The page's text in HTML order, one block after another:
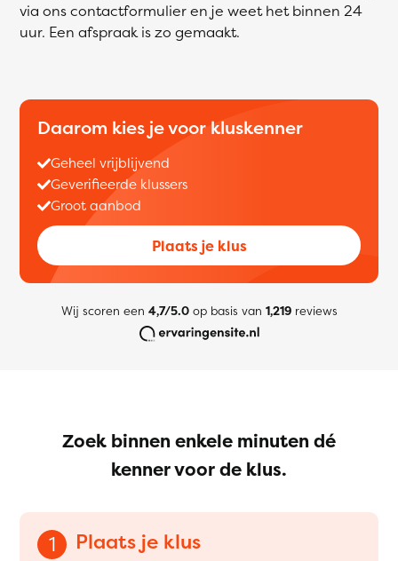
via ons contactformulier en je weet het binnen 24
uur. Een afspraak is zo gemaakt.
Daarom kies je voor kluskenner
Geheel vrijblijvend
Geverifieerde klussers
Groot aanbod
Plaats je klus
Wij scoren een 4,7/5.0op basis van 1,219reviews
Zoek binnen enkele minuten dé
kenner voor de klus.
1 Plaats je klus